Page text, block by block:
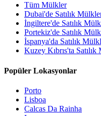
Tüm Mülkler
Dubai'de Satılık
İngiltere'de Satılık
Portekiz'de Satılık
İspanya'da Satılık
Kuzey Kıbrıs'ta
Popüler Lokasyonlar
Porto
Lisboa
Calcas Da Rainha